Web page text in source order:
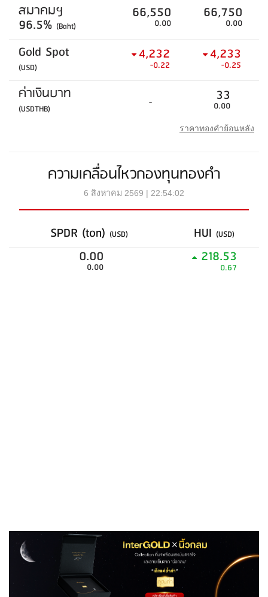
สมาคมฯ
96.5% (Baht)
66,550
0.00
66,750
0.00
Gold Spot
(USD)
4,232
-0.22
4,233
-0.25
ค่าเงินบาท
(USDTHB) - 33
0.00
ราคาทองคำย้อนหลัง
ความเคลื่อนไหวกองทุนทองคำ
6 สิงหาคม 2569 | 22:54:02
SPDR (ton) (USD) HUI (USD)
0.00
0.00
218.53
0.67